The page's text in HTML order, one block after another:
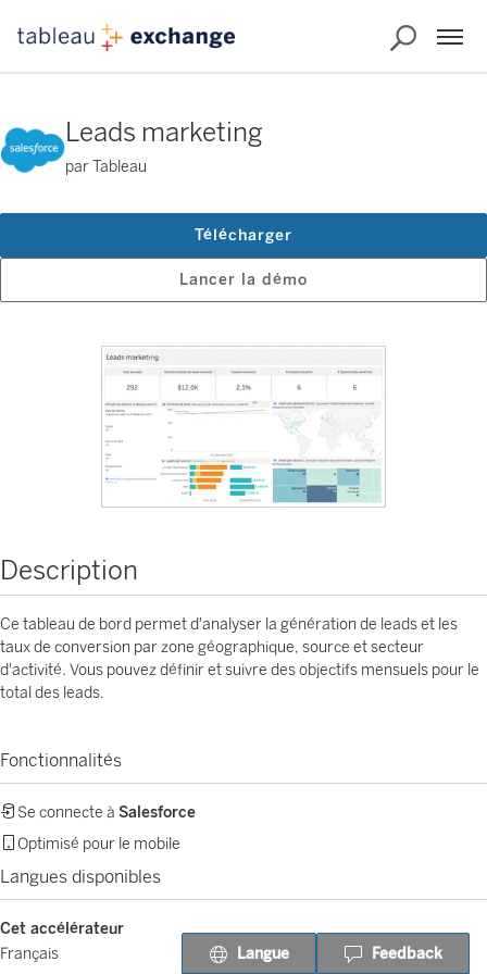
Leads marketing
par Tableau
Lancer la démo
Télécharger
Description
Ce tableau de bord permet d'analyser la génération de leads et les
taux de conversion par zone géographique, source et secteur
d'activité. Vous pouvez définir et suivre des objectifs mensuels pour le
total des leads.
Fonctionnalités
Se connecte à Salesforce
Optimisé pour le mobile
Langues disponibles
Cet accélérateur
Français
Langue Feedback